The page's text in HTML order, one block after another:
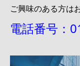
ご興味のある方は
電話番号：